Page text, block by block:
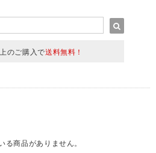
のご購入で送料無料！
る商品がありません。